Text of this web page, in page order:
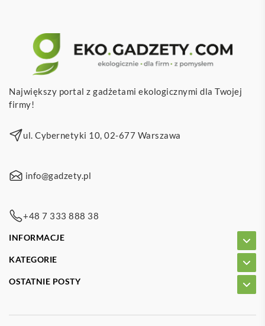
Największy portal z gadżetami ekologicznymi dla Twojej
firmy!
ul. Cybernetyki 10, 02-677 Warszawa
info@gadzety.pl
+48 7 333 888 38
INFORMACJE
KATEGORIE
OSTATNIE POSTY